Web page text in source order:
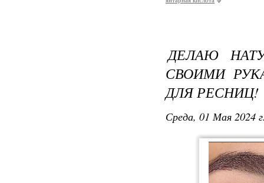
ДЕЛАЮ
СВОИМИ
ДЛЯ РЕСНИЦ!
Среда, 01 Мая 2024